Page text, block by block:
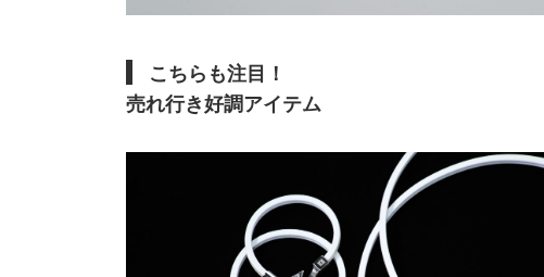
こちらも注目！
売れ行き好調アイテム